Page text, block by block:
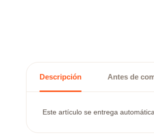
Descripción Antes de
Este artículo se entrega